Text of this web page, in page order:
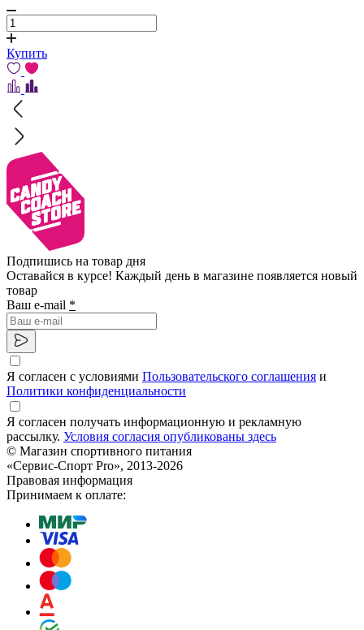
Купить
Подпишись на товар дня
Оставайся в курсе! Каждый день в магазине появляется новый
товар
Ваш e-mail *
Я согласен с условиями Пользовательского соглашения и
Политики конфиденциальности
Я согласен получать информационную и рекламную
рассылку. Условия согласия опубликованы здесь
© Магазин спортивного питания
«Сервис-Спорт Pro», 2013-2026
Правовая информация
Принимаем к оплате: